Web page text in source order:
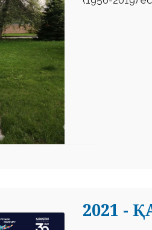
2021 -